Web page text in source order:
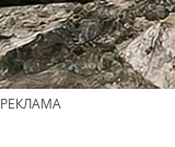
РЕКЛАМА